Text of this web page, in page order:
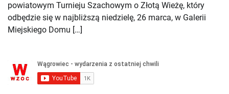
powiatowym Turnieju Szachowym o Złotą Wieżę, który
odbędzie się w najbliższą niedzielę, 26 marca, w Galerii
Miejskiego Domu […]